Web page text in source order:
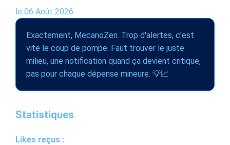
le 06 Août 2026
Exactement, MecanoZen. Trop d'alertes, c'est
vite le coup de pompe. Faut trouver le juste
milieu, une notification quand ça devient critique,
pas pour chaque dépense mineure. 💡📈
Statistiques
Likes reçus :